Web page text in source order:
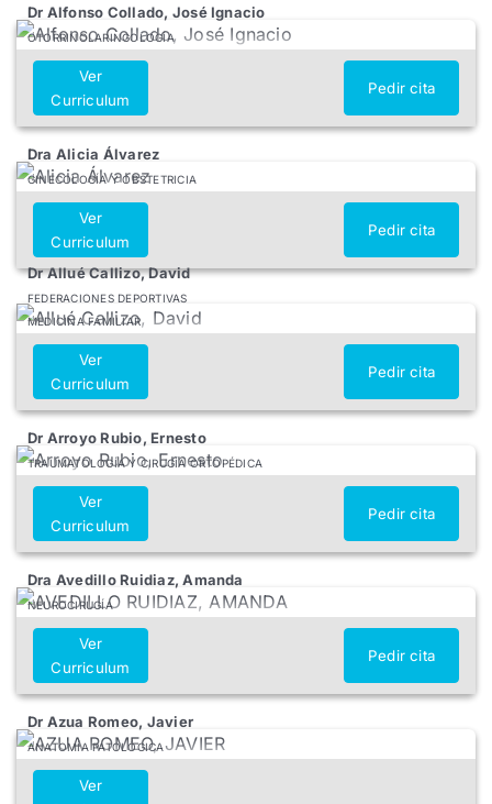
Dr Alfonso Collado, José Ignacio
OTORRINOLARINGOLOGÍA
Ver
Curriculum
Pedir cita
Dra Alicia Álvarez
GINECOLOGÍA Y OBSTETRICIA
Ver
Curriculum
Pedir cita
Dr Allué Callizo, David
FEDERACIONES DEPORTIVAS
MEDICINA FAMILIAR
Ver
Curriculum
Pedir cita
Dr Arroyo Rubio, Ernesto
TRAUMATOLOGÍA Y CIRUGÍA ORTOPÉDICA
Ver
Curriculum
Pedir cita
Dra Avedillo Ruidiaz, Amanda
NEUROCIRUGÍA
Ver
Curriculum
Pedir cita
Dr Azua Romeo, Javier
ANATOMÍA PATOLÓGICA
Ver